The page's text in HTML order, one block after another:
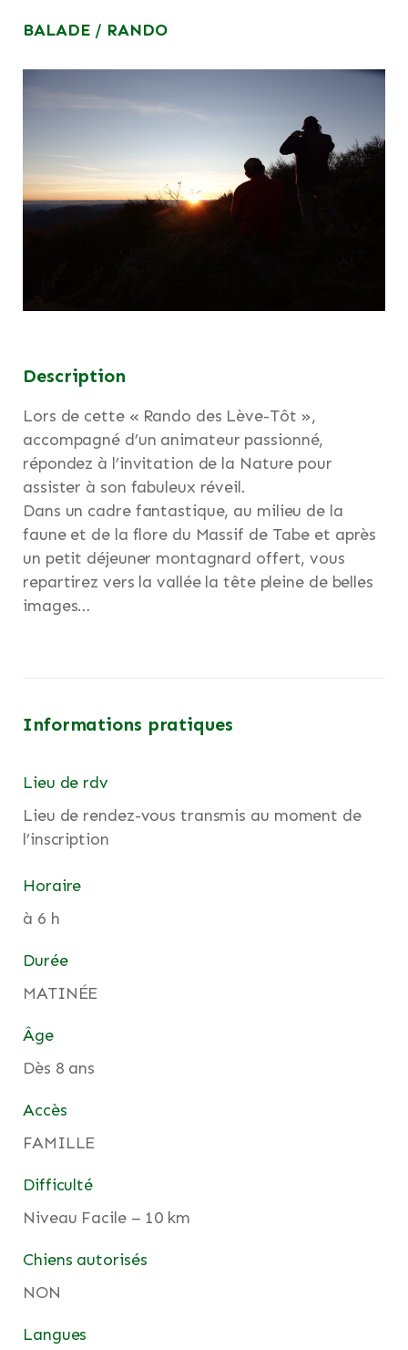
BALADE / RANDO
Description
Lors de cette « Rando des Lève-Tôt »,
accompagné d’un animateur passionné,
répondez à l’invitation de la Nature pour
assister à son fabuleux réveil.
Dans un cadre fantastique, au milieu de la
faune et de la flore du Massif de Tabe et après
un petit déjeuner montagnard offert, vous
repartirez vers la vallée la tête pleine de belles
images…
Informations pratiques
Lieu de rdv
Lieu de rendez-vous transmis au moment de
l’inscription
Horaire
à 6 h
Durée
MATINÉE
Âge
Dès 8 ans
Accès
FAMILLE
Difficulté
Niveau Facile – 10 km
Chiens autorisés
NON
Langues